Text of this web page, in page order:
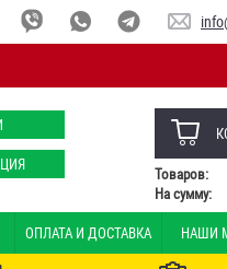
Товаров:
На сумму:
ОПЛАТА И ДОСТАВКА НАШИ